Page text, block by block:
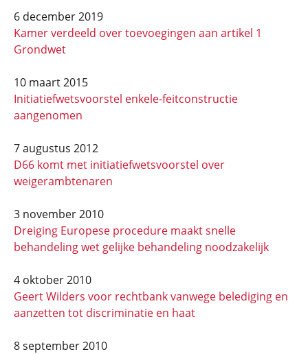
6 december 2019
Kamer verdeeld over toevoegingen aan artikel 1
Grondwet
10 maart 2015
Initiatiefwetsvoorstel enkele-feitconstructie
aangenomen
7 augustus 2012
D66 komt met initiatiefwetsvoorstel over
weigerambtenaren
3 november 2010
Dreiging Europese procedure maakt snelle
behandeling wet gelijke behandeling noodzakelijk
4 oktober 2010
Geert Wilders voor rechtbank vanwege belediging en
aanzetten tot discriminatie en haat
8 september 2010